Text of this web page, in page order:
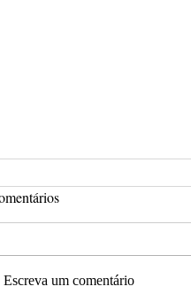
Escreva um comentário